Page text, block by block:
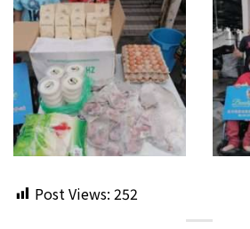
Post Views: 252